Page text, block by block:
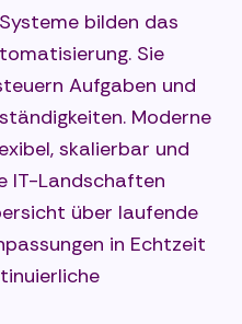
bilden das
Sie
Aufgaben und
Moderne
skalierbar und
IT-Landschaften
über laufende
in Echtzeit